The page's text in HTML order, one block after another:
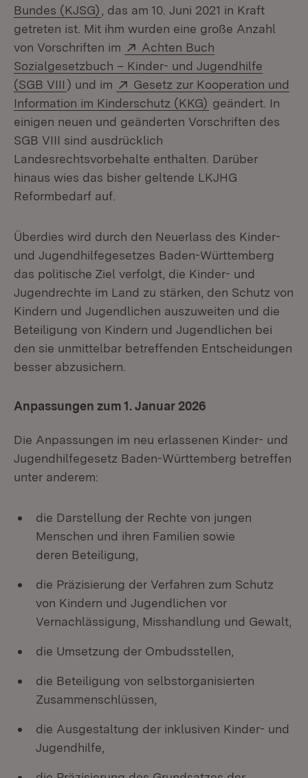
Bundes (KJSG) (Öffnet in neuem Fenster)
, das am 10. Juni 2021 in Kraft
getreten ist. Mit ihm wurden eine große Anzahl
von Vorschriften im
Extern:
Achten Buch
Sozialgesetzbuch – Kinder- und Jugendhilfe
(SGB VIII (Öffnet in neuem Fenster)
) und im Extern:
Gesetz zur Kooperation und
Information im Kinderschutz (KKG) (Öffnet in neuem
geändert. In
einigen neuen und geänderten Vorschriften des
SGB VIII sind ausdrücklich
Landesrechtsvorbehalte enthalten. Darüber
hinaus wies das bisher geltende LKJHG
Reformbedarf auf.
Überdies wird durch den Neuerlass des Kinder-
und Jugendhilfegesetzes Baden-Württemberg
das politische Ziel verfolgt, die Kinder- und
Jugendrechte im Land zu stärken, den Schutz von
Kindern und Jugendlichen auszuweiten und die
Beteiligung von Kindern und Jugendlichen bei
den sie unmittelbar betreffenden Entscheidungen
besser abzusichern.
Anpassungen zum 1. Januar 2026
Die Anpassungen im neu erlassenen Kinder- und
Jugendhilfegesetz Baden-Württemberg betreffen
unter anderem:
die Darstellung der Rechte von jungen
Menschen und ihren Familien sowie
deren Beteiligung,
die Präzisierung der Verfahren zum Schutz
von Kindern und Jugendlichen vor
Vernachlässigung, Misshandlung und Gewalt,
die Umsetzung der Ombudsstellen,
die Beteiligung von selbstorganisierten
Zusammenschlüssen,
die Ausgestaltung der inklusiven Kinder- und
Jugendhilfe,